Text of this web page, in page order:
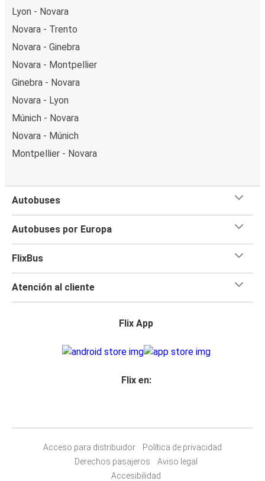
Lyon - Novara
Novara - Trento
Novara - Ginebra
Novara - Montpellier
Ginebra - Novara
Novara - Lyon
Múnich - Novara
Novara - Múnich
Montpellier - Novara
Autobuses
Autobuses por Europa
FlixBus
Atención al cliente
Flix App
Flix en:
Acceso para distribuidor
Política de privacidad
Derechos pasajeros
Aviso legal
Accesibilidad